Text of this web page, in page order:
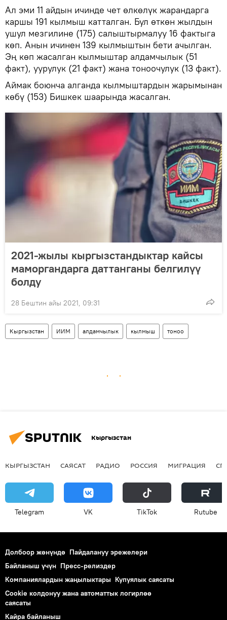
Ал эми 11 айдын ичинде чет өлкөлүк жарандарга
каршы 191 кылмыш катталган. Бул өткөн жылдын
ушул мезгилине (175) салыштырмалуу 16 фактыга
көп. Анын ичинен 139 кылмыштын бети ачылган.
Эң көп жасалган кылмыштар алдамчылык (51
факт), уурулук (21 факт) жана тоноочулук (13 факт).
Аймак боюнча алганда кылмыштардын жарымынан
көбү (153) Бишкек шаарында жасалган.
2021-жылы кыргызстандыктар кайсы
маморгандарга даттанганы белгилүү
болду
28 Бештин айы 2021, 09:31
Кыргызстан ИИМ алдамчылык кылмыш тоноо
Кыргызстан
КЫРГЫЗСТАН САЯСАТ РАДИО РОССИЯ МИГРАЦИЯ
Telegram VK ТikТоk Rutube
Долбоор жөнүндө Пайдалануу эрежелери
Байланыш үчүн Пресс-релиздер
Компаниялардын жаңылыктары Купуялык саясаты
Cookie колдонуу жана автоматтык логирлөө
саясаты
Кайра байланыш